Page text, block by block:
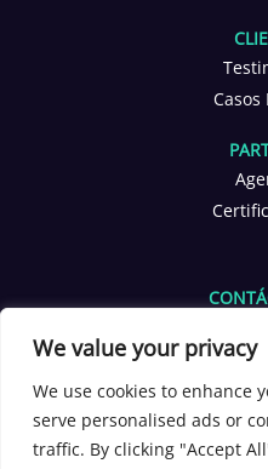
We value your privacy
We use cookies to enhance
serve personalised ads or
traffic. By clicking "Accept
Casos
+1 601
[yoppen_chatbot]